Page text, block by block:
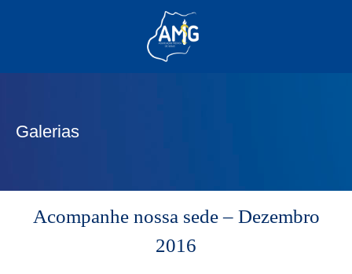
Galerias
Acompanhe nossa sede – Dezembro
2016